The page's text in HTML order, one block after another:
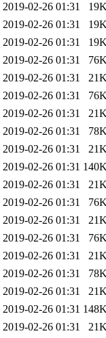
2019-02-26 01:31
2019-02-26 01:31
2019-02-26 01:31
2019-02-26 01:31
2019-02-26 01:31
2019-02-26 01:31
2019-02-26 01:31
2019-02-26 01:31
2019-02-26 01:31
2019-02-26 01:31
2019-02-26 01:31
2019-02-26 01:31
2019-02-26 01:31
2019-02-26 01:31
2019-02-26 01:31
2019-02-26 01:31
2019-02-26 01:31
2019-02-26 01:31
2019-02-26 01:31